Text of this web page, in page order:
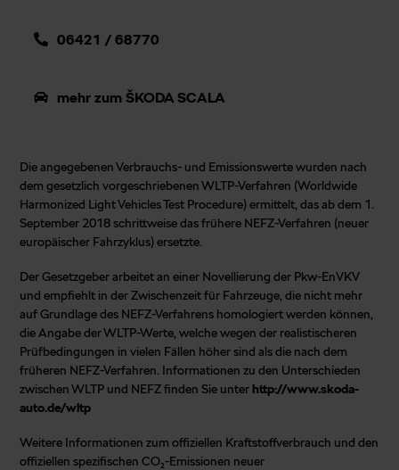
06421 / 68770
mehr zum ŠKODA SCALA
Die angegebenen Verbrauchs- und Emissionswerte wurden nach
dem gesetzlich vorgeschriebenen WLTP-Verfahren (Worldwide
Harmonized Light Vehicles Test Procedure) ermittelt, das ab dem 1.
September 2018 schrittweise das frühere NEFZ-Verfahren (neuer
europäischer Fahrzyklus) ersetzte.
Der Gesetzgeber arbeitet an einer Novellierung der Pkw-EnVKV
und empfiehlt in der Zwischenzeit für Fahrzeuge, die nicht mehr
auf Grundlage des NEFZ-Verfahrens homologiert werden können,
die Angabe der WLTP-Werte, welche wegen der realistischeren
Prüfbedingungen in vielen Fällen höher sind als die nach dem
früheren NEFZ-Verfahren. Informationen zu den Unterschieden
zwischen WLTP und NEFZ finden Sie unter http://www.skoda-
auto.de/wltp
Weitere Informationen zum offiziellen Kraftstoffverbrauch und den
offiziellen spezifischen CO₂-Emissionen neuer